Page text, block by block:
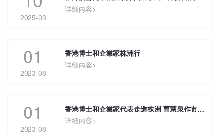
2025-03
详细内容>
01
2023-08
香港博士和企業家株洲行
详细内容>
01
2023-08
香港博士和企業家代表走進株洲 曹慧泉作市情推介 陳恢清主持歡迎晚宴
详细内容>